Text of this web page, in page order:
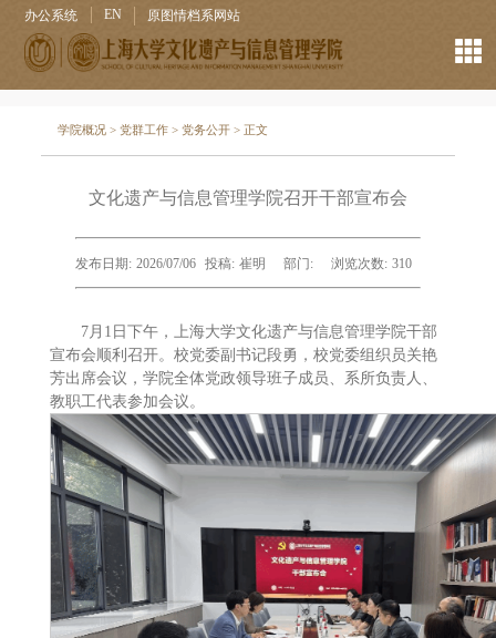
办公系统 EN 原图情档系网站
学院概况 >党群工作 >党务公开 > 正文
文化遗产与信息管理学院召开干部宣布会
发布日期: 2026/07/06 投稿: 崔明 部门: 浏览次数: 310
7月1日下午，上海大学文化遗产与信息管理学院干部
宣布会顺利召开。校党委副书记段勇，校党委组织员关艳
芳出席会议，学院全体党政领导班子成员、系所负责人、
教职工代表参加会议。